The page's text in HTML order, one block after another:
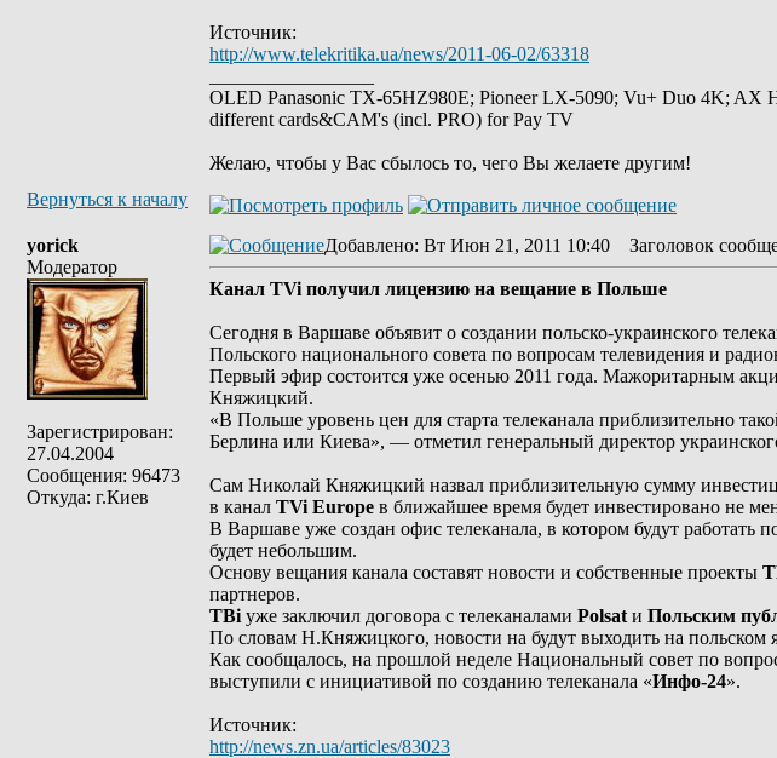
Источник:
http://www.telekritika.ua/news/2011-06-02/63318
OLED Panasonic TX-65HZ980E; Pioneer LX-5090; Vu+ Duo 4K; AX
different cards&CAM's (incl. PRO) for Pay TV
Желаю, чтобы у Вас сбылось то, чего Вы желаете другим!
Вернуться к началу
yorick
Модератор
Зарегистрирован:
27.04.2004
Сообщения: 96473
Откуда: г.Киев
Добавлено: Вт Июн 21, 2011 10:40 Заголовок
Канал TVi получил лицензию на вещание в Польше
Сегодня в Варшаве объявит о создании польско-украинского
Польского национального совета по вопросам телевидения и
Первый эфир состоится уже осенью 2011 года. Мажоритарным
Княжицкий.
«В Польше уровень цен для старта телеканала приблизительно
Берлина или Киева», — отметил генеральный директор
Сам Николай Княжицкий назвал приблизительную сумму
в канал TVi Europe в ближайшее время будет инвестировано не
В Варшаве уже создан офис телеканала, в котором будут
будет небольшим.
Основу вещания канала составят новости и собственные проекты
партнеров.
ТВі уже заключил договора с телеканалами Polsat и Польским
По словам Н.Княжицкого, новости на будут выходить на польском
Как сообщалось, на прошлой неделе Национальный совет по
выступили с инициативой по созданию телеканала «Инфо-24».
Источник:
http://news.zn.ua/articles/83023